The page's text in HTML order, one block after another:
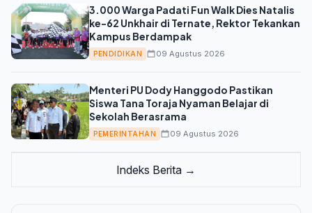
3.000 Warga Padati Fun Walk Dies Natalis
ke-62 Unkhair di Ternate, Rektor Tekankan
Kampus Berdampak
PENDIDIKAN 09 Agustus 2026
Menteri PU Dody Hanggodo Pastikan
Siswa Tana Toraja Nyaman Belajar di
Sekolah Berasrama
PEMERINTAHAN 09 Agustus 2026
Indeks Berita →